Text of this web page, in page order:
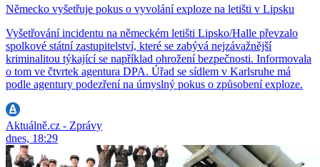
Německo vyšetřuje pokus o vyvolání exploze na letišti v Lipsku
Vyšetřování incidentu na německém letišti Lipsko/Halle převzalo
spolkové státní zastupitelství, které se zabývá nejzávažnější
kriminalitou týkající se například ohrožení bezpečnosti. Informovala
o tom ve čtvrtek agentura DPA. Úřad se sídlem v Karlsruhe má
podle agentury podezření na úmyslný pokus o způsobení exploze.
Aktuálně.cz - Zprávy
dnes, 18:29